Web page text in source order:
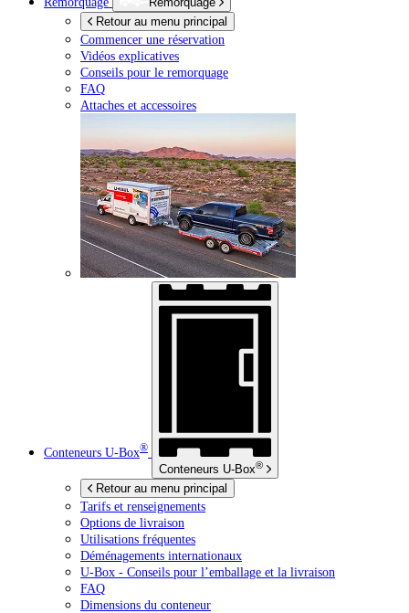
Retour au menu principal
Commencer une réservation
Vidéos explicatives
Conseils pour le remorquage
FAQ
Attaches et accessoires
Conteneurs U-Box®
Conteneurs U-Box®
Retour au menu principal
Tarifs et renseignements
Options de livraison
Utilisations fréquentes
Déménagements internationaux
U-Box - Conseils pour l’emballage et la livraison
FAQ
Dimensions du conteneur